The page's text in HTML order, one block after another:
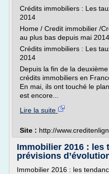
Crédits immobiliers : Les
2014
Home / Credit immobilier /
au plus bas depuis mai 2014
Crédits immobiliers : Les
2014
Depuis la fin de la
crédits immobiliers en
En mai, ils ont touché le
est encore...
Lire la suite
Site : http://
Immobilier 2016 : les
prévisions
Immobilier 2016 : les